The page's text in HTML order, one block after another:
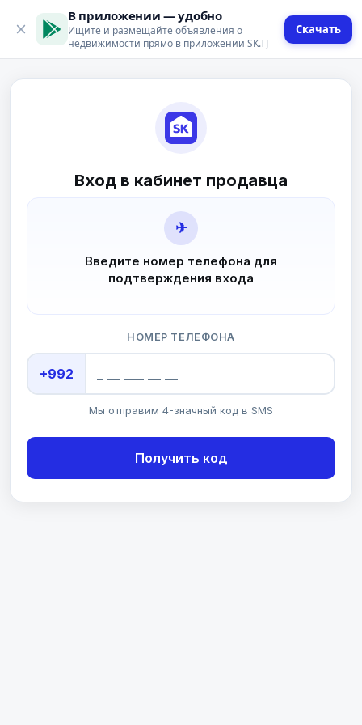
В приложении — удобно
Ищите и размещайте объявления о
недвижимости прямо в приложении SK.TJ
Скачать
Вход в кабинет продавца
✈
Введите номер телефона для
подтверждения входа
НОМЕР ТЕЛЕФОНА
+992
Мы отправим 4-значный код в SMS
Получить код